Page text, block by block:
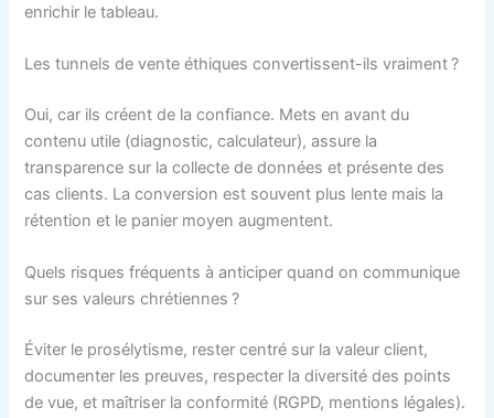
enrichir le tableau.
Les tunnels de vente éthiques convertissent-ils vraiment ?
Oui, car ils créent de la confiance. Mets en avant du
contenu utile (diagnostic, calculateur), assure la
transparence sur la collecte de données et présente des
cas clients. La conversion est souvent plus lente mais la
rétention et le panier moyen augmentent.
Quels risques fréquents à anticiper quand on communique
sur ses valeurs chrétiennes ?
Éviter le prosélytisme, rester centré sur la valeur client,
documenter les preuves, respecter la diversité des points
de vue, et maîtriser la conformité (RGPD, mentions légales).